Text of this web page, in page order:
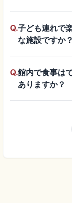
Q.子ども連れで
な施設ですか？
Q.館内で食事は
ありますか？